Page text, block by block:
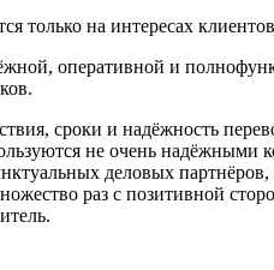
только на интересах
оперативной и
сроки и надёжность
не очень надёжными
деловых
раз с позитивной